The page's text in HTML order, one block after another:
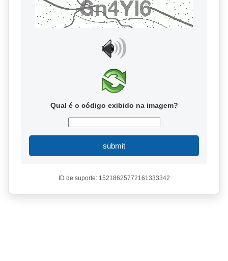
Qual é o código exibido na imagem?
submit
ID de suporte: 15218625772161333342